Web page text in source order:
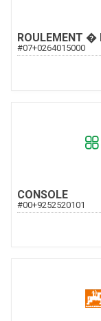
ROULEMENT �
#07+0264015000
CONSOLE
#00+9252520101